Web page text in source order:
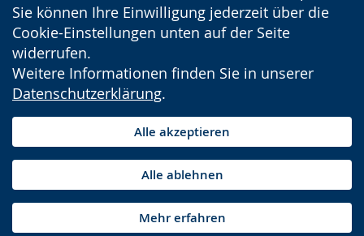
Sie können Ihre Einwilligung jederzeit über die
Cookie-Einstellungen unten auf der Seite
widerrufen.
Weitere Informationen finden Sie in unserer
Datenschutzerklärung.
Alle akzeptieren
Alle ablehnen
Mehr erfahren